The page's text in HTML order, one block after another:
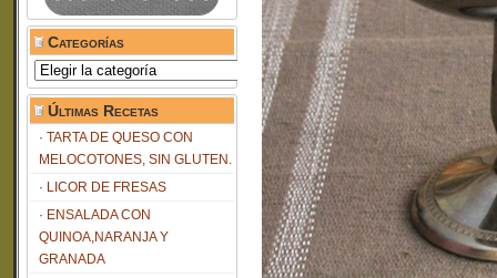
Categorías
Categorías
Últimas Recetas
TARTA DE QUESO CON
MELOCOTONES, SIN GLUTEN.
LICOR DE FRESAS
ENSALADA CON
QUINOA,NARANJA Y
GRANADA